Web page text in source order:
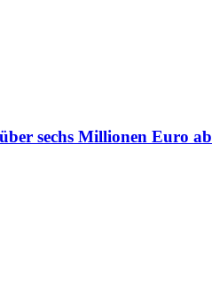
sechs Millionen Euro ab